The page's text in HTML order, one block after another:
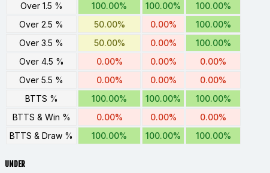
Over 1.5 %
100.00% 100.00%
100.00%
Over 2.5 %
50.00% 0.00%
100.00%
Over 3.5 %
50.00% 0.00%
100.00%
Over 4.5 %
0.00% 0.00%
0.00%
Over 5.5 %
0.00% 0.00%
0.00%
BTTS %
100.00% 100.00%
100.00%
BTTS & Win %
0.00% 0.00%
0.00%
BTTS & Draw %
100.00% 100.00% 100.00%
UNDER